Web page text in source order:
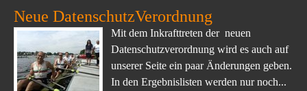
Neue DatenschutzVerordnung
Mit dem Inkrafttreten der neuen
Datenschutzverordnung wird es auch auf
unserer Seite ein paar Änderungen geben.
In den Ergebnislisten werden nur noch...